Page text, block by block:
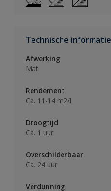
Technische informatie
Afwerking
Mat
Rendement
Ca. 11-14 m2/l
Droogtijd
Ca. 1 uur
Overschilderbaar
Ca. 24 uur
Verdunning